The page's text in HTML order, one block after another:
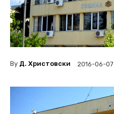
By Д. Христовски 2016-06-07